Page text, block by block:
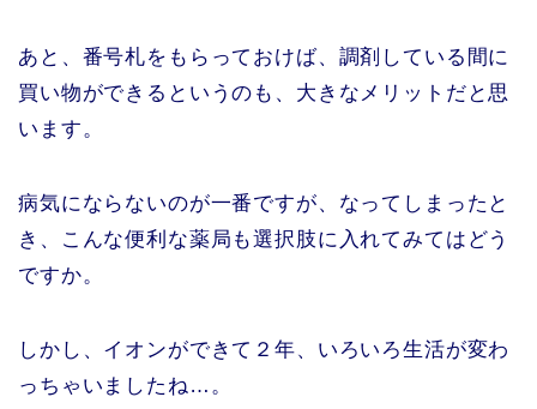
あと、番号札をもらっておけば、調剤している間に
買い物ができるというのも、大きなメリットだと思
います。
病気にならないのが一番ですが、なってしまったと
き、こんな便利な薬局も選択肢に入れてみてはどう
ですか。
しかし、イオンができて２年、いろいろ生活が変わ
っちゃいましたね…。